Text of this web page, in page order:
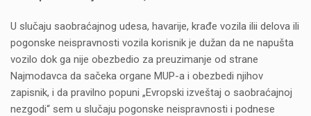
U slučaju saobraćajnog udesa, havarije, krađe vozila ilii delova ili
pogonske neispravnosti vozila korisnik je dužan da ne napušta
vozilo dok ga nije obezbedio za preuzimanje od strane
Najmodavca da sačeka organe MUP-a i obezbedi njihov
zapisnik, i da pravilno popuni „Evropski izveštaj o saobraćajnoj
nezgodi“ sem u slučaju pogonske neispravnosti i podnese